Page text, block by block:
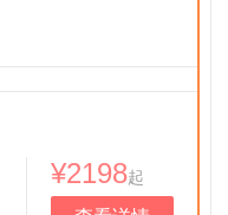
¥2198起